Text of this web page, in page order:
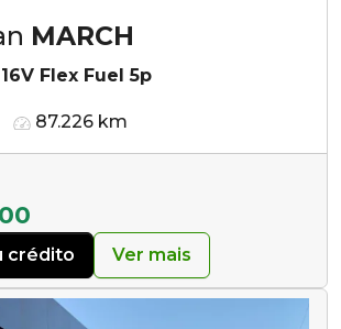
MARCH
16V Flex Fuel 5p
87.226 km
crédito Ver mais